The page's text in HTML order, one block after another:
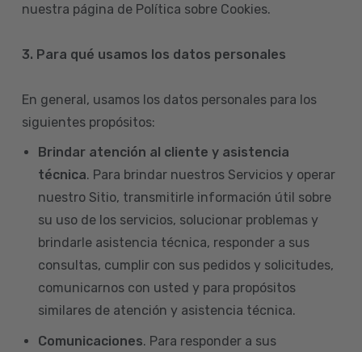
nuestra página de Política sobre Cookies.
3. Para qué usamos los datos personales
En general, usamos los datos personales para los
siguientes propósitos:
Brindar atención al cliente y asistencia
técnica. Para brindar nuestros Servicios y operar
nuestro Sitio, transmitirle información útil sobre
su uso de los servicios, solucionar problemas y
brindarle asistencia técnica, responder a sus
consultas, cumplir con sus pedidos y solicitudes,
comunicarnos con usted y para propósitos
similares de atención y asistencia técnica.
Comunicaciones. Para responder a sus